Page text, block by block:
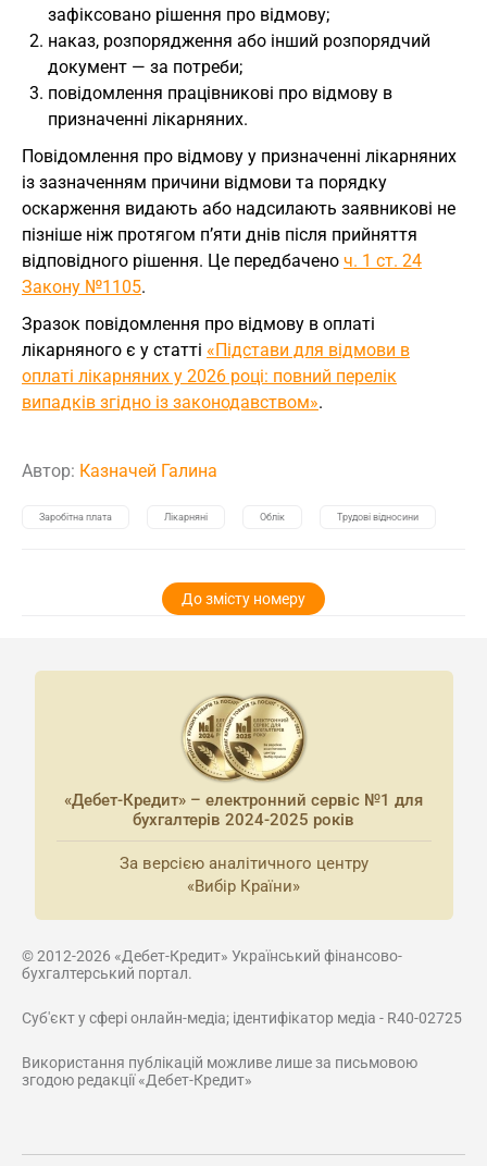
зафіксовано рішення про відмову;
наказ, розпорядження або інший розпорядчий
документ — за потреби;
повідомлення працівникові про відмову в
призначенні лікарняних.
Повідомлення про відмову у призначенні лікарняних
із зазначенням причини відмови та порядку
оскарження видають або надсилають заявникові не
пізніше ніж протягом п’яти днів після прийняття
відповідного рішення. Це передбачено ч. 1 ст. 24
Закону №1105.
Зразок повідомлення про відмову в оплаті
лікарняного є у статті «Підстави для відмови в
оплаті лікарняних у 2026 році: повний перелік
випадків згідно із законодавством».
Автор: Казначей Галина
Заробітна плата Лікарняні Облік Трудові відносини
До змісту номеру
«Дебет-Кредит» – електронний сервіс №1 для
бухгалтерів 2024-2025 років
За версією аналітичного центру
«Вибір Країни»
© 2012-2026 «Дебет-Кредит» Український фінансово-
бухгалтерський портал.
Суб'єкт у сфері онлайн-медіа; ідентифікатор медіа - R40-02725
Використання публікацій можливе лише за письмовою
згодою редакції «Дебет-Кредит»